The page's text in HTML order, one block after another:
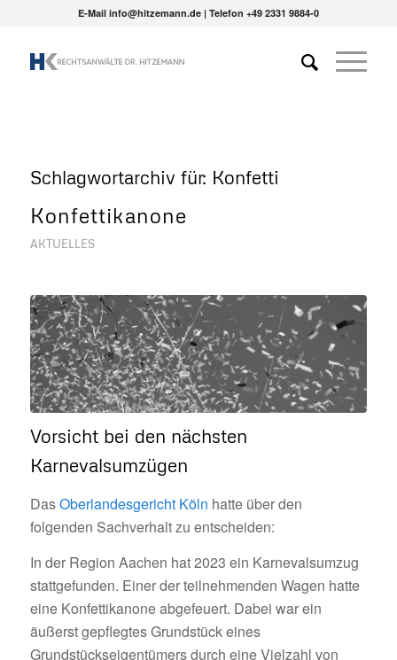
E-Mail info@hitzemann.de | Telefon +49 2331 9884-0
Schlagwortarchiv für: Konfetti
Konfettikanone
AKTUELLES
Vorsicht bei den nächsten
Karnevalsumzügen
DasOberlandesgericht Köln hatte über den
folgenden Sachverhalt zu entscheiden:
In der Region Aachen hat 2023 ein Karnevalsumzug
stattgefunden. Einer der teilnehmenden Wagen hatte
eine Konfettikanone abgefeuert. Dabei war ein
äußerst gepflegtes Grundstück eines
Grundstückseigentümers durch eine Vielzahl von